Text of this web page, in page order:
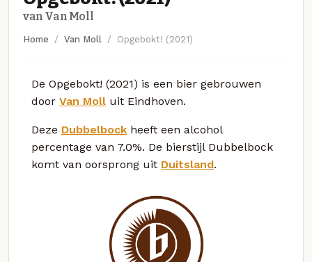
van Van Moll
Home Van Moll Opgebokt! (2021)
De Opgebokt! (2021) is een bier gebrouwen
door Van Moll uit Eindhoven.
Deze Dubbelbock heeft een alcohol
percentage van 7.0%. De bierstijl Dubbelbock
komt van oorsprong uit Duitsland.